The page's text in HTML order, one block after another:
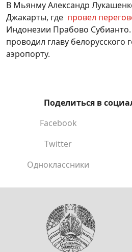
В Мьянму Александр
Джакарты, где провел
Индонезии Прабово
проводил главу белорусского
аэропорту.
Поделиться в
Facebook
Twitter
Одноклассники